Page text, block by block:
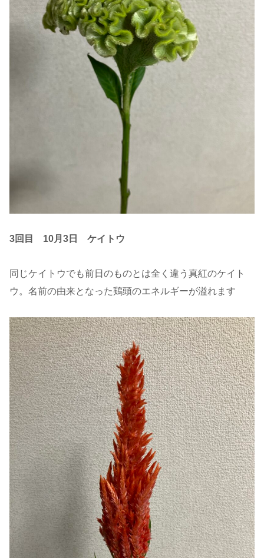
3回目 10月3日 ケイトウ
同じケイトウでも前日のものとは全く違う真紅のケイト
ウ。名前の由来となった鶏頭のエネルギーが溢れます